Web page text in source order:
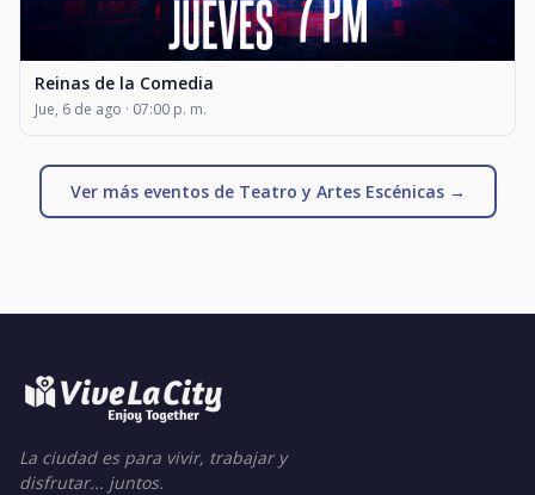
Reinas de la Comedia
Jue, 6 de ago · 07:00 p. m.
Ver más eventos de Teatro y Artes Escénicas →
La ciudad es para vivir, trabajar y
disfrutar... juntos.